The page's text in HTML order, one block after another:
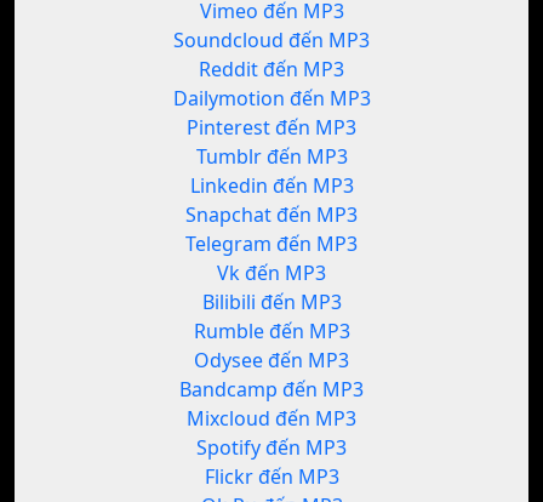
Vimeo đến MP3
Soundcloud đến MP3
Reddit đến MP3
Dailymotion đến MP3
Pinterest đến MP3
Tumblr đến MP3
Linkedin đến MP3
Snapchat đến MP3
Telegram đến MP3
Vk đến MP3
Bilibili đến MP3
Rumble đến MP3
Odysee đến MP3
Bandcamp đến MP3
Mixcloud đến MP3
Spotify đến MP3
Flickr đến MP3